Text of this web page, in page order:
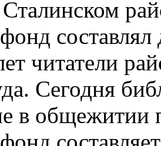
составлял
читатели
Сегодня
в общежитии